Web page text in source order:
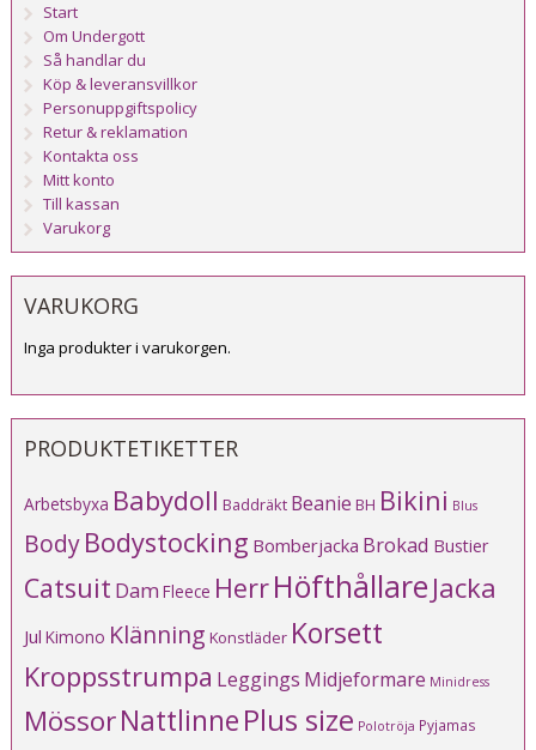
Start
Om Undergott
Så handlar du
Köp & leveransvillkor
Personuppgiftspolicy
Retur & reklamation
Kontakta oss
Mitt konto
Till kassan
Varukorg
VARUKORG
Inga produkter i varukorgen.
PRODUKTETIKETTER
Arbetsbyxa Babydoll Baddräkt Beanie BH Bikini Blus
BodyBodystocking Bomberjacka Brokad Bustier
Catsuit Dam Fleece HerrHöfthållare Jacka
Jul Kimono Klänning Konstläder Korsett
Kroppsstrumpa Leggings Midjeformare Minidress
MössorNattlinnePlus size Polotröja Pyjamas